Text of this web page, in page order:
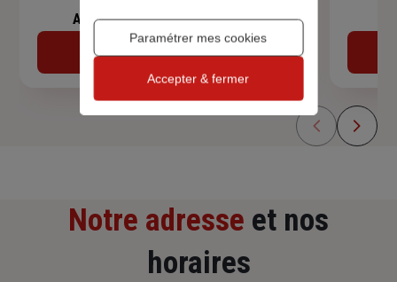
Assurance de prêt immobilier
Découvrir
Notre adresse et nos
horaires
Paramétrer mes cookies
Accepter & fermer